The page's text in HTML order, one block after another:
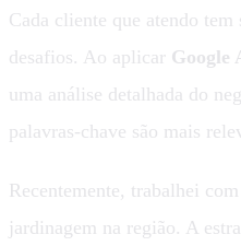
Cada cliente que atendo tem
desafios. Ao aplicar Google
uma análise detalhada do
palavras-chave são mais
Recentemente, trabalhei
jardinagem na região. A